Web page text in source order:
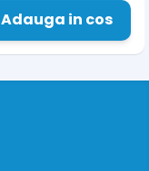
Adauga in cos